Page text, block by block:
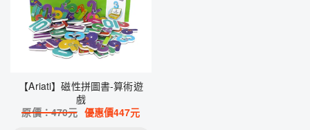
【Ariati】磁性拼圖書-算術遊
戲
原價：470元 優惠價447元